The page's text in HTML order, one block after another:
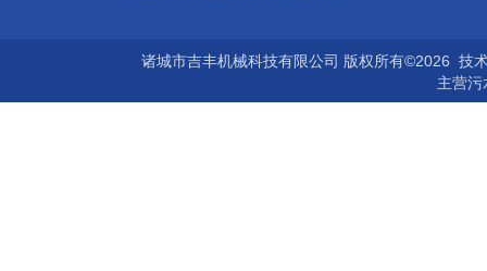
诸城市吉丰机械科技有限公司 版权所有©2026 技
主营污